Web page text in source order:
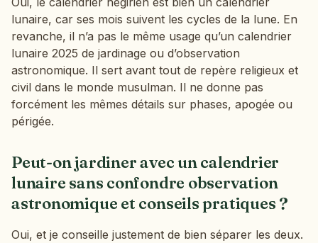
lunaire, car ses mois suivent les cycles de la lune. En
revanche, il n’a pas le même usage qu’un calendrier
lunaire 2025 de jardinage ou d’observation
astronomique. Il sert avant tout de repère religieux et
civil dans le monde musulman. Il ne donne pas
forcément les mêmes détails sur phases, apogée ou
périgée.
Peut-on jardiner avec un calendrier
lunaire sans confondre observation
astronomique et conseils pratiques ?
Oui, et je conseille justement de bien séparer les deux.